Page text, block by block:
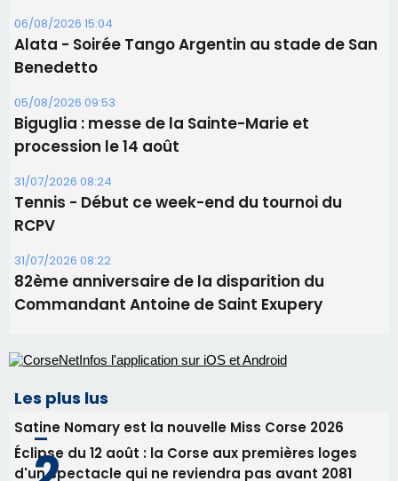
31/07/2026 08:24
Tennis - Début ce week-end du tournoi du
RCPV
31/07/2026 08:22
82ème anniversaire de la disparition du
Commandant Antoine de Saint Exupery
Les plus lus
Satine Nomary est la nouvelle Miss Corse 2026
Éclipse du 12 août : la Corse aux premières loges
d'un spectacle qui ne reviendra pas avant 2081
profiter pleinement du spectacle ?
consommation en recul dans les restaurants
La gendarmerie alerte les restaurateurs corses
face à une nouvelle escroquerie au faux vendeur de
vin